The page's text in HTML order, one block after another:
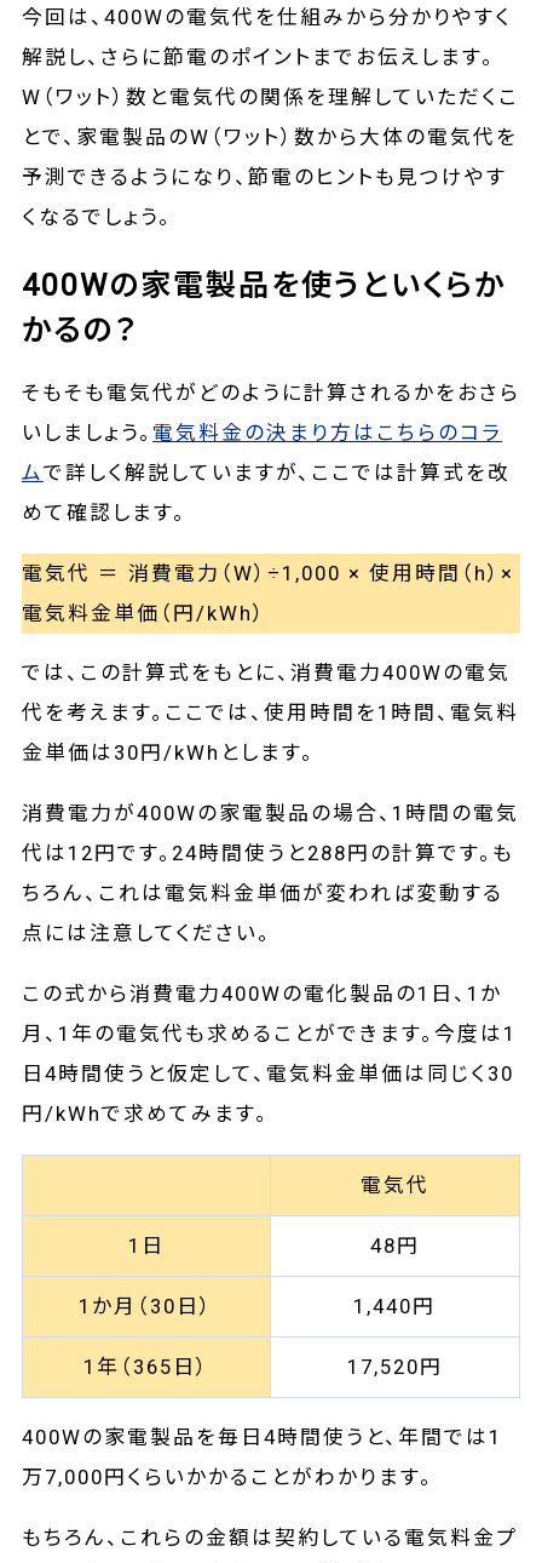
今回は、400Wの電気代を仕組みから分かりやすく
解説し、さらに節電のポイントまでお伝えします。
W（ワット）数と電気代の関係を理解していただくこ
とで、家電製品のW（ワット）数から大体の電気代を
予測できるようになり、節電のヒントも見つけやす
くなるでしょう。
400Wの家電製品を使うといくらか
かるの？
そもそも電気代がどのように計算されるかをおさら
いしましょう。 電気料金の決まり方はこちらのコラ
ム で詳しく解説していますが、ここでは計算式を改
めて確認します。
電気代 ＝ 消費電力（W）÷1,000 × 使用時間（h）×
電気料金単価（円/kWh）
では、この計算式をもとに、消費電力400Wの電気
代を考えます。ここでは、使用時間を1時間、電気料
金単価は30円/kWhとします。
消費電力が400Wの家電製品の場合、1時間の電気
代は12円です。24時間使うと288円の計算です。も
ちろん、これは電気料金単価が変われば変動する
点には注意してください。
この式から消費電力400Wの電化製品の1日、1か
月、1年の電気代も求めることができます。今度は1
日4時間使うと仮定して、電気料金単価は同じく30
円/kWhで求めてみます。
電気代
1日 48円
1か月（30日） 1,440円
1年（365日） 17,520円
400Wの家電製品を毎日4時間使うと、年間では1
万7,000円くらいかかることがわかります。
もちろん、これらの金額は契約している電気料金プ